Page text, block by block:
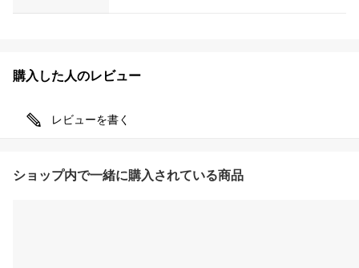
購入した人のレビュー
レビューを書く
ショップ内で一緒に購入されている商品